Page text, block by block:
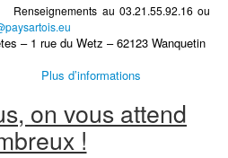
Renseignements au 03.21.55.92.16 ou
– 1 rue du Wetz – 62123 Wanquetin
Plus d’informations
on vous attend
!